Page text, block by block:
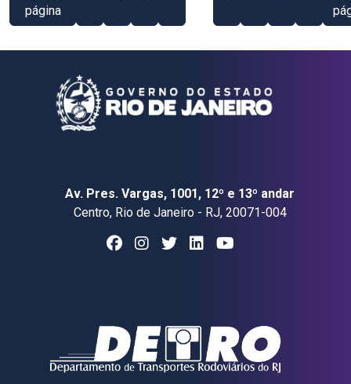
página
Av. Pres. Vargas, 1001, 12º e 13º andar
Centro, Rio de Janeiro - RJ, 20071-004